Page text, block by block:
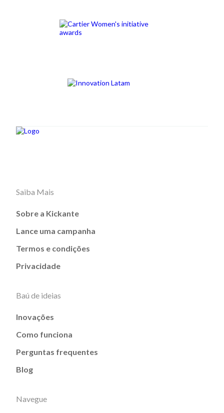
Saiba Mais
Sobre a Kickante
Lance uma campanha
Termos e condições
Privacidade
Baú de ideias
Inovações
Como funciona
Perguntas frequentes
Blog
Navegue